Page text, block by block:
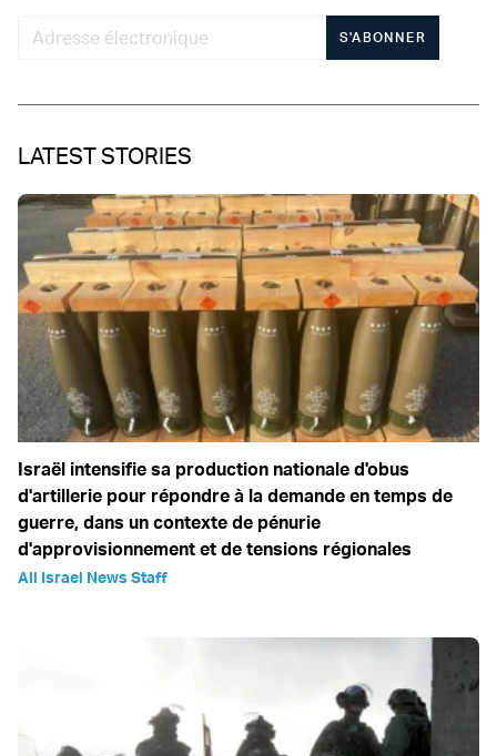
S'ABONNER
LATEST STORIES
Israël intensifie sa production nationale d'obus
d'artillerie pour répondre à la demande en temps de
guerre, dans un contexte de pénurie
d'approvisionnement et de tensions régionales
All Israel News Staff